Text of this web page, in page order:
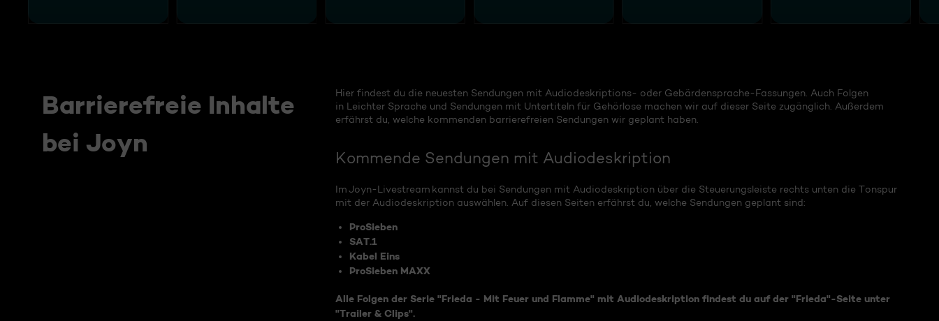
Barrierefreie Inhalte
bei Joyn
Hier findest du die neuesten Sendungen mit Audiodeskriptions- oder Gebärdensprache-Fassungen. Auch Folgen
in Leichter Sprache und Sendungen mit Untertiteln für Gehörlose machen wir auf dieser Seite zugänglich. Außerdem
erfährst du, welche kommenden barrierefreien Sendungen wir geplant haben.
Kommende Sendungen mit Audiodeskription
Im Joyn-Livestream kannst du bei Sendungen mit Audiodeskription über die Steuerungsleiste rechts unten die Tonspur
mit der Audiodeskription auswählen. Auf diesen Seiten erfährst du, welche Sendungen geplant sind:
ProSieben
SAT.1
Kabel Eins
ProSieben MAXX
Alle Folgen der Serie "Frieda - Mit Feuer und Flamme" mit Audiodeskription findest du auf der "Frieda"-Seite unter
"Trailer & Clips".